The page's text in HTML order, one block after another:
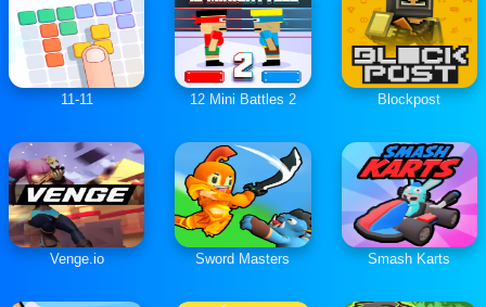
11-11 12 Mini Battles 2 Blockpost
Venge.io Sword Masters Smash Karts